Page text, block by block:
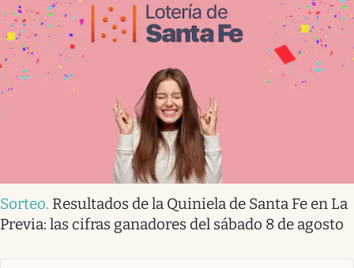
Sorteo. Resultados de la Quiniela de Santa Fe en La
Previa: las cifras ganadores del sábado 8 de agosto